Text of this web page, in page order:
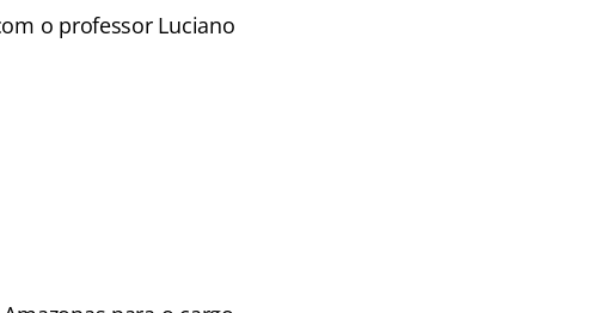
o professor Luciano